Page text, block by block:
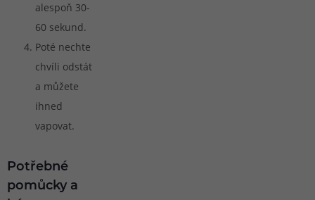
alespoň 30-
60 sekund.
Poté nechte
chvíli odstát
a můžete
ihned
vapovat.
Potřebné
pomůcky a